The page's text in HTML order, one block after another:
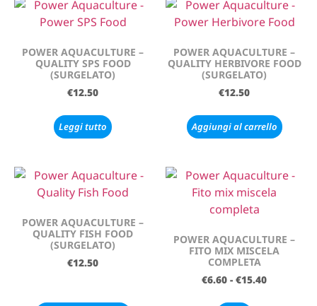
POWER AQUACULTURE –
QUALITY SPS FOOD
(SURGELATO)
€12.50
Leggi tutto
POWER AQUACULTURE –
QUALITY HERBIVORE FOOD
(SURGELATO)
€12.50
Aggiungi al carrello
POWER AQUACULTURE –
QUALITY FISH FOOD
(SURGELATO)
€12.50
POWER AQUACULTURE –
FITO MIX MISCELA
COMPLETA
€6.60 - €15.40